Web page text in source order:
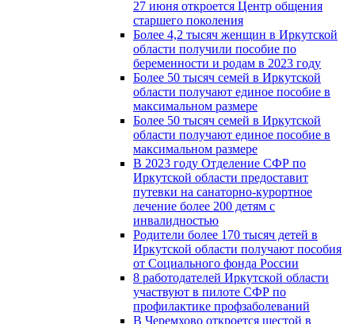
27 июня откроется Центр общения
старшего поколения
Более 4,2 тысяч женщин в Иркутской
области получили пособие по
беременности и родам в 2023 году
Более 50 тысяч семей в Иркутской
области получают единое пособие в
максимальном размере
Более 50 тысяч семей в Иркутской
области получают единое пособие в
максимальном размере
В 2023 году Отделение СФР по
Иркутской области предоставит
путевки на санаторно-курортное
лечение более 200 детям с
инвалидностью
Родители более 170 тысяч детей в
Иркутской области получают пособия
от Социального фонда России
8 работодателей Иркутской области
участвуют в пилоте СФР по
профилактике профзаболеваний
В Черемхово откроется шестой в